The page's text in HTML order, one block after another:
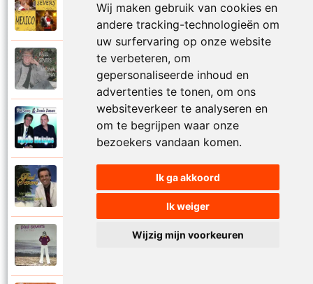
Wij maken gebruik van cookies en
andere tracking-technologieën om
uw surfervaring op onze website
te verbeteren, om
gepersonaliseerde inhoud en
advertenties te tonen, om ons
websiteverkeer te analyseren en
om te begrijpen waar onze
bezoekers vandaan komen.
Ik ga akkoord
Ik weiger
Wijzig mijn voorkeuren
Paul Severs
Paul Severs
Mona Lisa
Dennie Damaro en Paul Severs
Mooie meisjes
My love
2007